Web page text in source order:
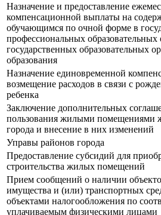
Назначение и предоставление
компенсационной выплаты на
обучающимся по очной форме в
профессиональных образовательных
государственных образовательных
образования
Назначение единовременной
возмещение расходов в связи с
ребенка
Заключение дополнительных
пользования жилыми помещениями
города и внесение в них изменений
Управы районов города
Предоставление субсидий для
строительства жилых помещений
Прием сообщений о наличии
имущества и (или) транспортных
объектами налогообложения по
уплачиваемым физическими лицами